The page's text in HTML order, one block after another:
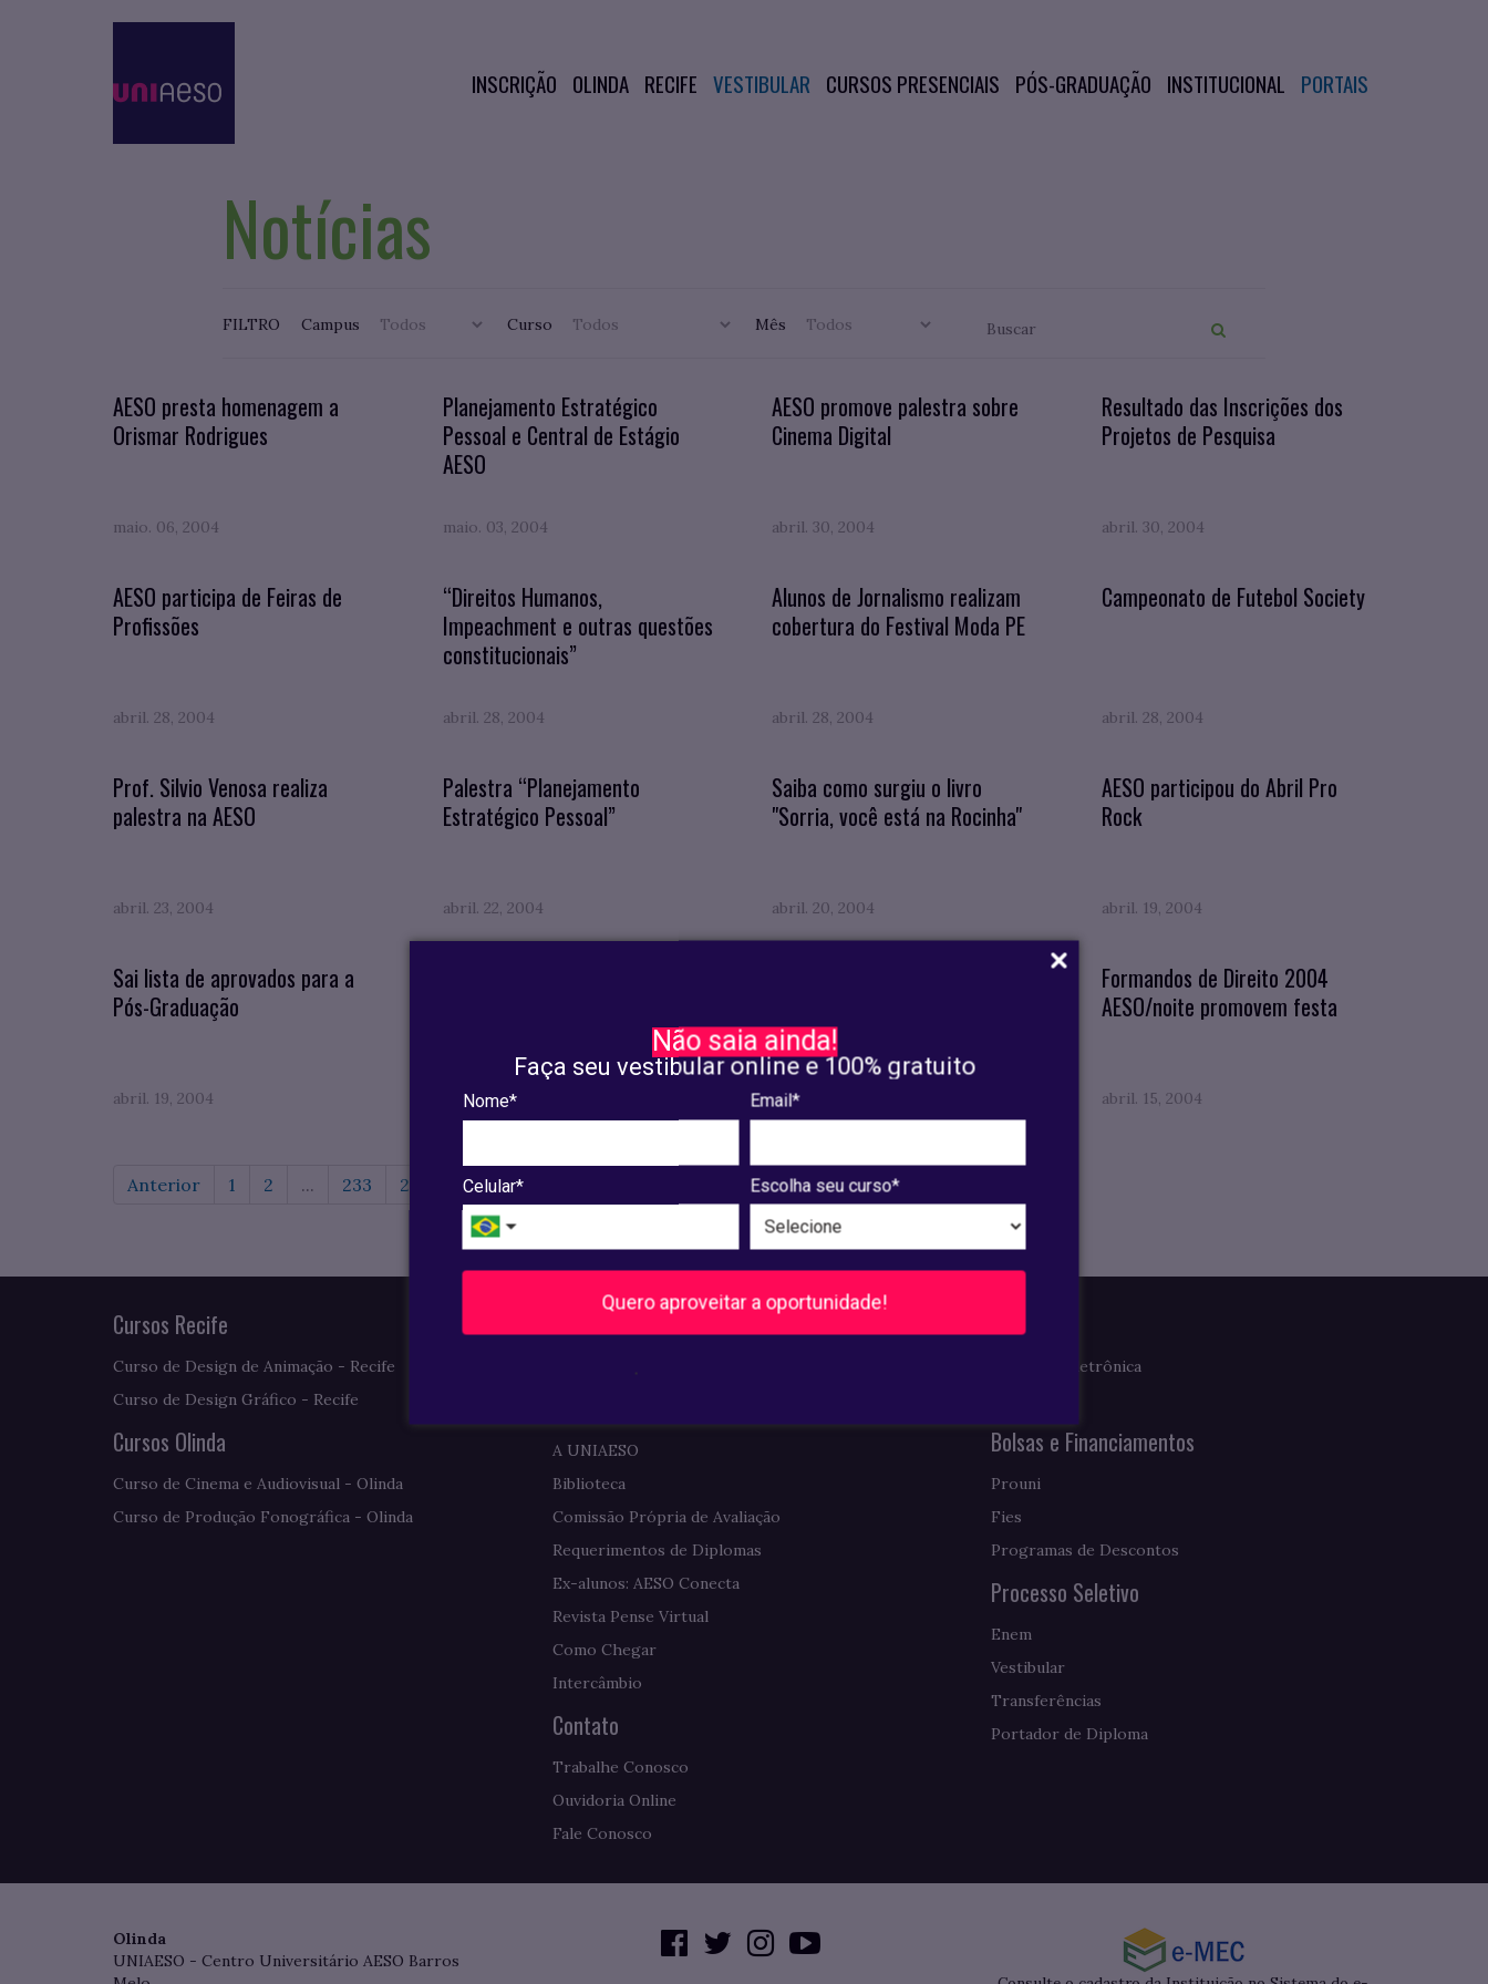
Não saia ainda!
Faça seu vestibular online e 100% gratuito
Nome* Email*
Celular* Escolha seu curso*
Quero aproveitar a oportunidade!
INSCRIÇÃO OLINDA RECIFE VESTIBULAR CURSOS PRESENCIAIS PÓS-GRADUAÇÃO INSTITUCIONAL PORTAIS
Notícias
FILTRO Campus Curso Mês
AESO presta homenagem a
Orismar Rodrigues
maio. 06, 2004
Planejamento Estratégico
Pessoal e Central de Estágio
AESO
maio. 03, 2004
AESO promove palestra sobre
Cinema Digital
abril. 30, 2004
Resultado das Inscrições dos
Projetos de Pesquisa
abril. 30, 2004
AESO participa de Feiras de
Profissões
abril. 28, 2004
“Direitos Humanos,
Impeachment e outras questões
constitucionais”
abril. 28, 2004
Alunos de Jornalismo realizam
cobertura do Festival Moda PE
abril. 28, 2004
Campeonato de Futebol Society
abril. 28, 2004
Prof. Silvio Venosa realiza
palestra na AESO
abril. 23, 2004
Palestra “Planejamento
Estratégico Pessoal”
abril. 22, 2004
Saiba como surgiu o livro
"Sorria, você está na Rocinha"
abril. 20, 2004
AESO participou do Abril Pro
Rock
abril. 19, 2004
Sai lista de aprovados para a
Pós-Graduação
abril. 19, 2004 abril. 16, 2004 abril. 15, 2004
Formandos de Direito 2004
AESO/noite promovem festa
abril. 15, 2004
Anterior 1 2 ... 233 234 235 236 240 241 Próxima
Cursos Recife
Curso de Design de Animação - Recife
Curso de Design Gráfico - Recife
Cursos Olinda
Curso de Cinema e Audiovisual - Olinda
Curso de Produção Fonográfica - Olinda
Pós-Graduação
A UNIAESO
Biblioteca
Comissão Própria de Avaliação
Requerimentos de Diplomas
Ex-alunos: AESO Conecta
Revista Pense Virtual
Como Chegar
Intercâmbio
Contato
Trabalhe Conosco
Ouvidoria Online
Fale Conosco
Imprensa
Clipagem Eletrônica
Bolsas e Financiamentos
Prouni
Fies
Programas de Descontos
Processo Seletivo
Enem
Vestibular
Transferências
Portador de Diploma
Olinda
UNIAESO - Centro Universitário AESO Barros